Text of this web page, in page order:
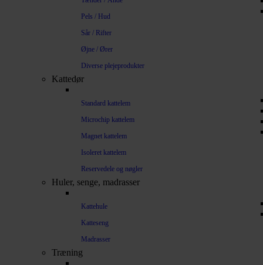
Pels / Hud
Sår / Rifter
Øjne / Ører
Diverse plejeprodukter
Kattedør
Standard kattelem
Microchip kattelem
Magnet kattelem
Isoleret kattelem
Reservedele og nøgler
Huler, senge, madrasser
Kattehule
Katteseng
Madrasser
Træning